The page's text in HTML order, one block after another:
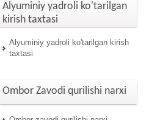
Alyuminiy yadroli ko'tarilgan
kirish taxtasi
Alyuminiy yadroli ko'tarilgan kirish
taxtasi
Ombor Zavodi qurilishi narxi